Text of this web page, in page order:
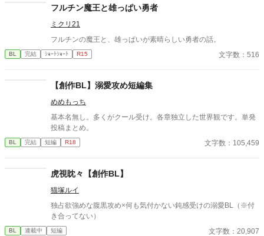
校で繰り広げられるダークファンタジー
フルチン魔王と雄っぱい勇者
ミクリ21
フルチンの魔王と、雄っぱいが素晴らしい勇者の話。
BL 完結 ｼｮｰﾄｼｮｰﾄ R15 文字数：516
【創作BL】溺愛攻め短編集
めめもっち
基本名無し。多くがクール受け。各章独立した世界観です。単発
投稿まとめ。
BL 完結 短編 R18 文字数：105,459
虎視眈々【創作BL】
猫塚ルイ
独占欲強めな腹黒攻め×何も気付かない鈍感受けの溺愛BL（※付
き合ってない）
BL 連載中 短編 文字数：20,907